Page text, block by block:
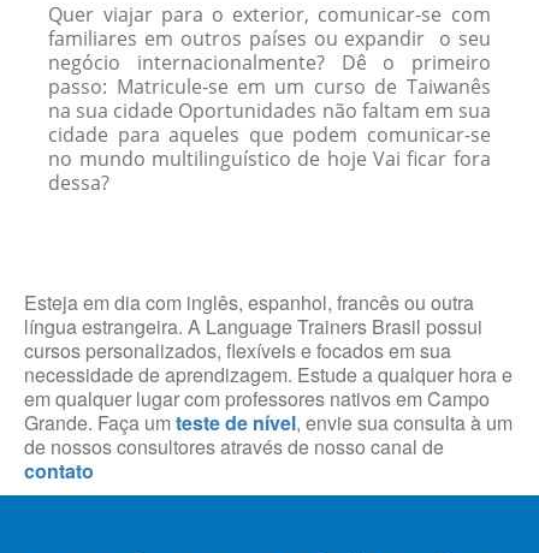
Quer viajar para o exterior, comunicar-se com
familiares em outros países ou expandir o seu
negócio internacionalmente? Dê o primeiro
passo: Matricule-se em um curso de Taiwanês
na sua cidade Oportunidades não faltam em sua
cidade para aqueles que podem comunicar-se
no mundo multilinguístico de hoje Vai ficar fora
dessa?
Esteja em dia com inglês, espanhol, francês ou outra
língua estrangeira. A Language Trainers Brasil possui
cursos personalizados, flexíveis e focados em sua
necessidade de aprendizagem. Estude a qualquer hora e
em qualquer lugar com professores nativos em Campo
Grande. Faça um teste de nível, envie sua consulta à um
de nossos consultores através de nosso canal de
contato